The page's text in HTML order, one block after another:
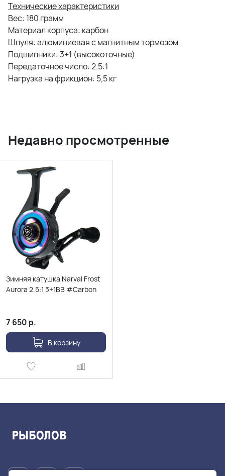
Технические характеристики
Вес: 180 грамм
Материал корпуса: карбон
Шпуля: алюминиевая с магнитным тормозом
Подшипники: 3+1 (высокоточные)
Передаточное число: 2.5:1
Нагрузка на фрикцион: 5,5 кг
Недавно просмотренные
Зимняя катушка Narval Frost
Aurora 2.5:1 3+1BB #Carbon
7 650 р.
В корзину